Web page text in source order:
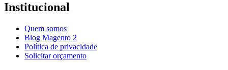
Institucional
Quem somos
Blog Magento 2
Política de privacidade
Solicitar orçamento